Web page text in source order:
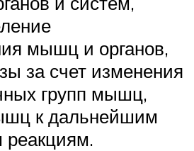
мышц и органов,
за счет изменения
групп мышц,
к дальнейшим
реакциям.